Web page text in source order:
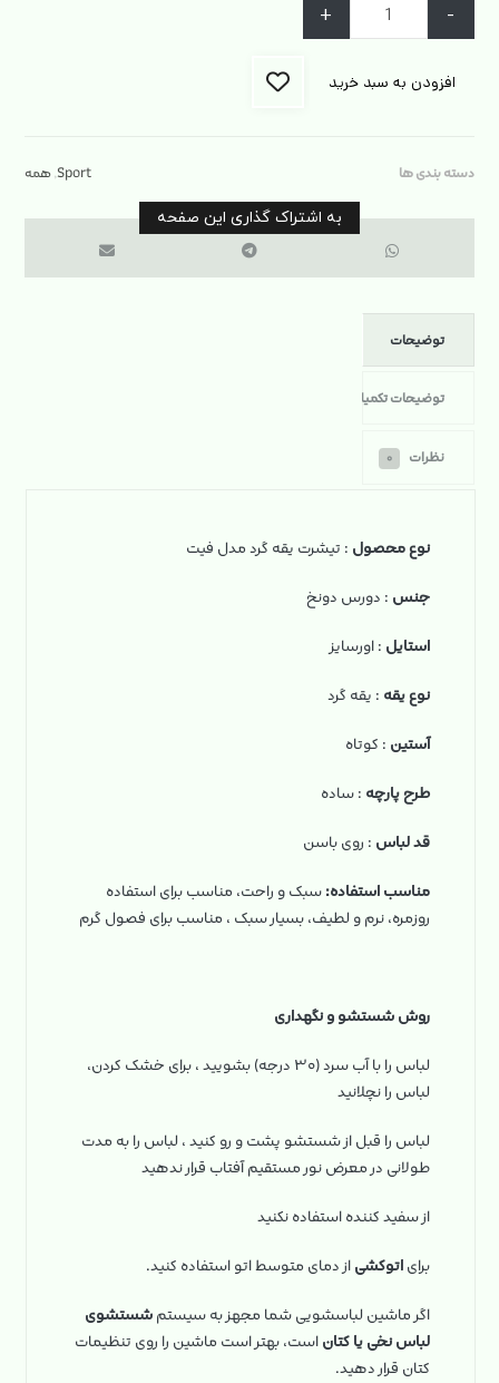
-
+
افزودن به سبد خرید
دسته بندی ها Sport
,همه
توضیحات
توضیحات تکمیلی
نظرات ۰
نوع محصول : تیشرت یقه گرد مدل فیت
جنس : دورس دونخ
استایل : اورسایز
نوع یقه : یقه گرد
آستین : کوتاه
طرح پارچه : ساده
قد لباس : روی باسن
مناسب استفاده:سبک و راحت، مناسب برای استفاده
روزمره، نرم و لطیف، بسیار سبک ، مناسب برای فصول گرم
روش شستشو و نگهداری
لباس را با آب سرد (۳۰ درجه) بشویید ، برای خشک کردن،
لباس را نچلانید
لباس را قبل از شستشو پشت و رو کنید ، لباس را به مدت
طولانی در معرض نور مستقیم آفتاب قرار ندهید
از سفید کننده استفاده نکنید
برایاتوکشیاز دمای متوسط اتو استفاده کنید.
اگر ماشین لباسشویی شما مجهز به سیستمشستشوی
لباس نخی یا کتاناست، بهتر است ماشین را روی تنظیمات
کتان قرار دهید.